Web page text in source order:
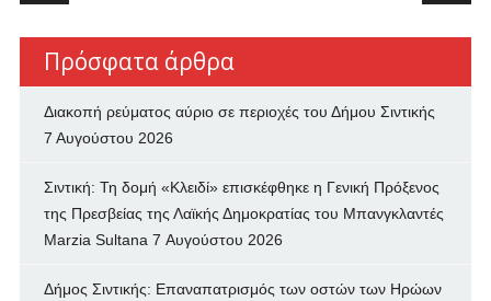
Πρόσφατα άρθρα
Διακοπή ρεύματος αύριο σε περιοχές του Δήμου Σιντικής
7 Αυγούστου 2026
Σιντική: Τη δομή «Κλειδί» επισκέφθηκε η Γενική Πρόξενος
της Πρεσβείας της Λαϊκής Δημοκρατίας του Μπανγκλαντές
Marzia Sultana 7 Αυγούστου 2026
Δήμος Σιντικής: Επαναπατρισμός των oστών των Ηρώων